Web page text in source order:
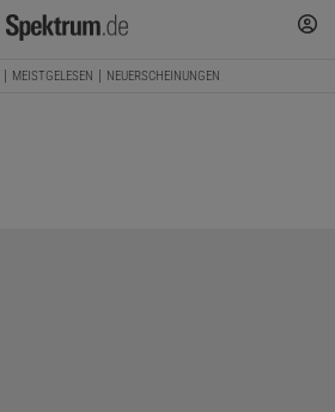
MEISTGELESEN NEUERSCHEINUNGEN